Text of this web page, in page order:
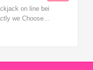
on line bei
we Choose…